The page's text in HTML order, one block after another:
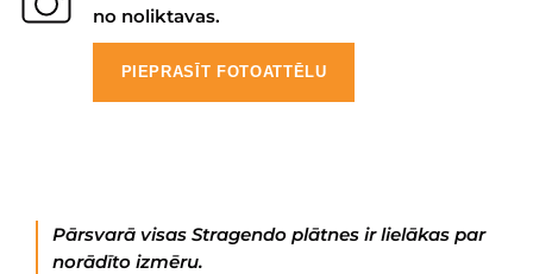
no noliktavas.
PIEPRASĪT FOTOATTĒLU
Pārsvarā visas Stragendo plātnes ir lielākas par
norādīto izmēru.